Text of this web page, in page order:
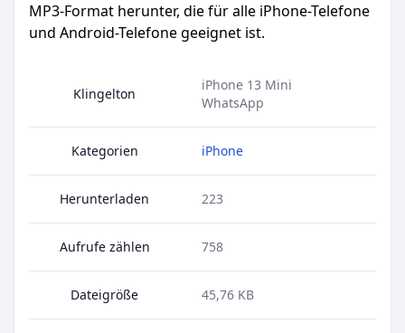
MP3-Format herunter, die für alle iPhone-Telefone
und Android-Telefone geeignet ist.
Klingelton
iPhone 13 Mini
WhatsApp
Kategorien iPhone
Herunterladen 223
Aufrufe zählen 758
Dateigröße 45,76 KB